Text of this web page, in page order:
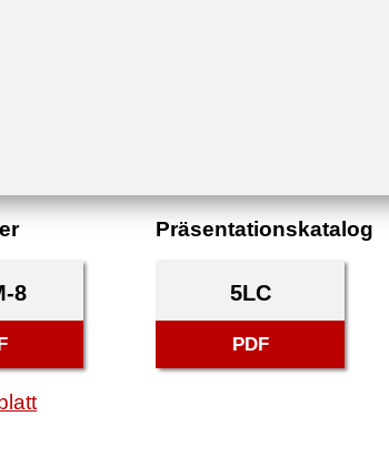
8
Präsentationskatalog
5LC
PDF